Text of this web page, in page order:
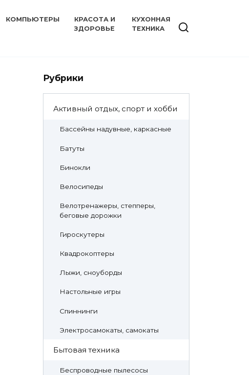
КОМПЬЮТЕРЫ
КРАСОТА И
ЗДОРОВЬЕ
КУХОННАЯ
ТЕХНИКА
Рубрики
Активный отдых, спорт и хобби
Бассейны надувные, каркасные
Батуты
Бинокли
Велосипеды
Велотренажеры, степперы,
беговые дорожки
Гироскутеры
Квадрокоптеры
Лыжи, сноуборды
Настольные игры
Спиннинги
Электросамокаты, самокаты
Бытовая техника
Беспроводные пылесосы